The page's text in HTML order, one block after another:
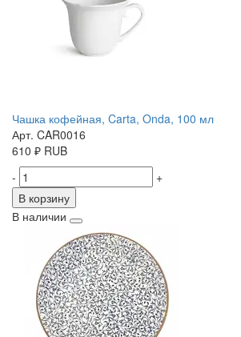
Чашка кофейная, Carta, Onda, 100 мл
Арт. CAR0016
610 ₽ RUB
-
+
В корзину
В наличии